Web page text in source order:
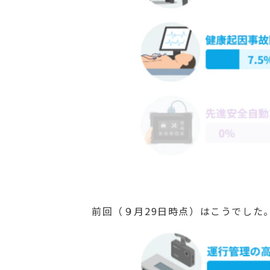
前回（９月29日時点）はこうでした